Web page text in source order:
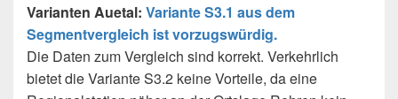
Varianten Auetal: Variante S3.1 aus dem
Segmentvergleich ist vorzugswürdig.
Die Daten zum Vergleich sind korrekt. Verkehrlich
bietet die Variante S3.2 keine Vorteile, da eine